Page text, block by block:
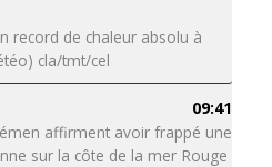
record de chaleur absolu à
cla/tmt/cel
09:41
affirment avoir frappé une
sur la côte de la mer Rouge